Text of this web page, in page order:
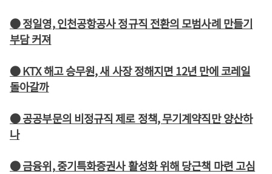
● 정일영, 인천공항공사 정규직 전환의 모범사례 만들기
부담 커져
● KTX 해고 승무원, 새 사장 정해지면 12년 만에 코레일
돌아갈까
● 공공부문의 비정규직 제로 정책, 무기계약직만 양산하
나
● 금융위, 중기특화증권사 활성화 위해 당근책 마련 고심